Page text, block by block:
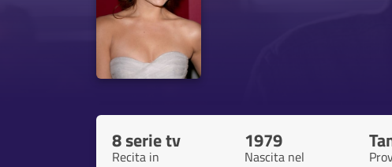
8 serie tv
Recita in
1979
Nascita nel